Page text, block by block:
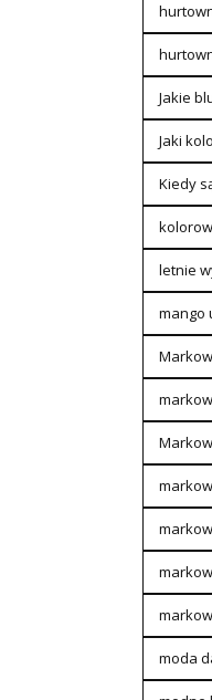
Jakie
Jaki
Kiedy
letnie
mango
moda